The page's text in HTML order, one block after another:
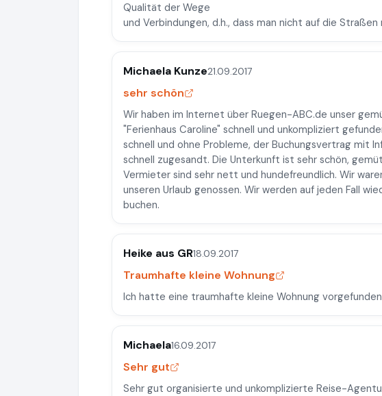
Qualität der Wege
und Verbindungen, d.h., dass man nicht auf die
Michaela Kunze21.09.2017
sehr schön
Wir haben im Internet über Ruegen-ABC.de unser
"Ferienhaus Caroline" schnell und unkompliziert
schnell und ohne Probleme, der Buchungsvertrag mit
schnell zugesandt. Die Unterkunft ist sehr schön,
Vermieter sind sehr nett und hundefreundlich. Wir
unseren Urlaub genossen. Wir werden auf jeden Fall
buchen.
Heike aus GR18.09.2017
Traumhafte kleine Wohnung
Ich hatte eine traumhafte kleine Wohnung
Michaela16.09.2017
Sehr gut
Sehr gut organisierte und unkomplizierte Reise-